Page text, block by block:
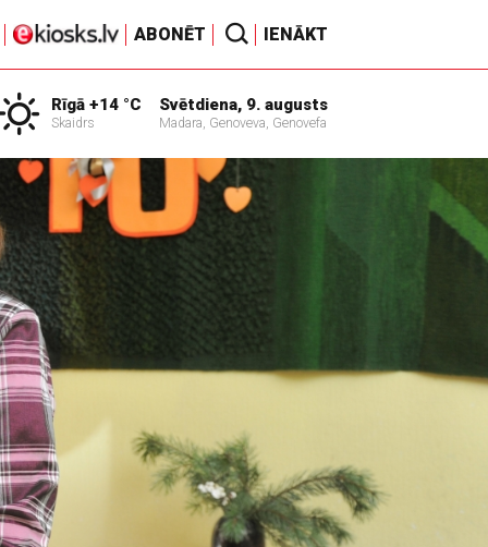
ABONĒT IENĀKT
Rīgā +14 °C
Skaidrs
Svētdiena, 9. augusts
Madara, Genoveva, Genovefa